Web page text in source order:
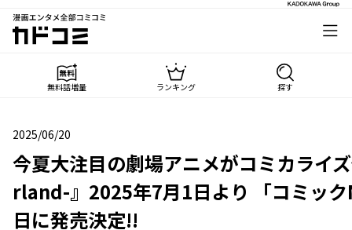
漫画エンタメ全部コミコミ
カドコミ
無料話増量 ランキング 探す
2025/06/20
2025年06月20日
今夏大注目の劇場アニメがコミカラ
rland-』2025年7月1日より 「コミッ
日に発売決定!!